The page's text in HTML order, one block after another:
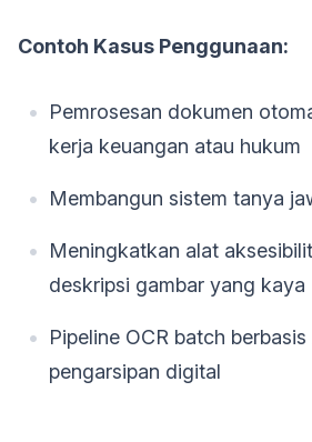
Contoh Kasus Penggunaan:
Pemrosesan dokumen
kerja keuangan atau hukum
Membangun sistem tanya
Meningkatkan alat
deskripsi gambar yang kaya
Pipeline OCR batch
pengarsipan digital